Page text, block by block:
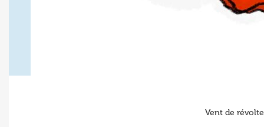
Vent de